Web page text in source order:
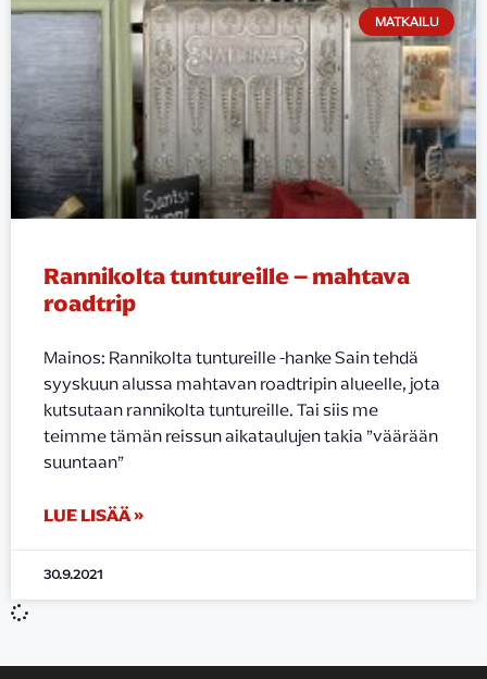
MATKAILU
Rannikolta tuntureille – mahtava
roadtrip
Mainos: Rannikolta tuntureille -hanke Sain tehdä
syyskuun alussa mahtavan roadtripin alueelle, jota
kutsutaan rannikolta tuntureille. Tai siis me
teimme tämän reissun aikataulujen takia ”väärään
suuntaan”
LUE LISÄÄ »
30.9.2021